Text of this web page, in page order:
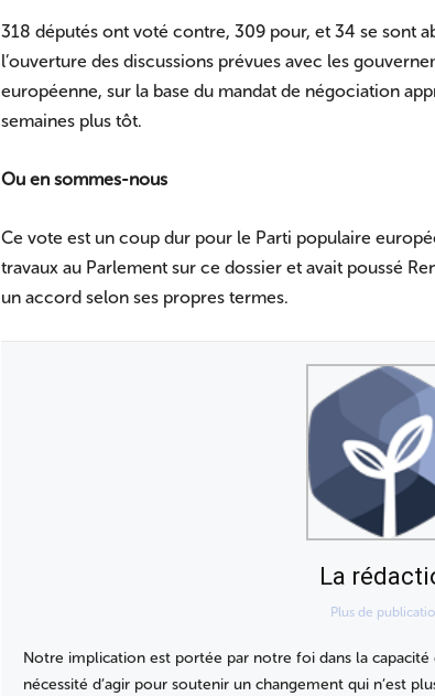
318 députés ont voté contre, 309 pour, et 34 se sont
l’ouverture des discussions prévues avec les
européenne, sur la base du mandat de négociation
semaines plus tôt.
Ou en sommes-nous
Ce vote est un coup dur pour le Parti populaire
travaux au Parlement sur ce dossier et avait poussé
un accord selon ses propres termes.
La
Plus de
Notre implication est portée par notre foi dans la
nécessité d’agir pour soutenir un changement qui n’est